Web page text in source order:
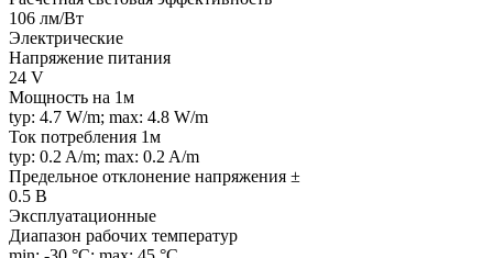
106 лм/Вт
Электрические
Напряжение питания
24 V
Мощность на 1м
typ: 4.7 W/m; max: 4.8 W/m
Ток потребления 1м
typ: 0.2 A/m; max: 0.2 A/m
Предельное отклонение напряжения ±
0.5 В
Эксплуатационные
Диапазон рабочих температур